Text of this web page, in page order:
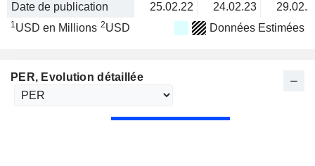
Date de publication 25.02.22 24.02.23
1USD en Millions 2USD Données Estimées
PER, Evolution détaillée